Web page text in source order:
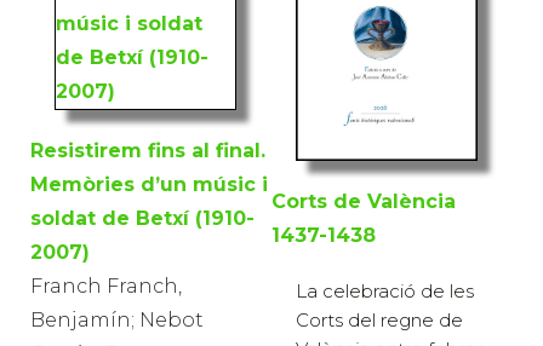
Resistirem fins al final.
Memòries d’un músic i
soldat de Betxí (1910-
2007)
Franch Franch,
Benjamín; Nebot
Corts de València
1437-1438
La celebració de les
Corts del regne de